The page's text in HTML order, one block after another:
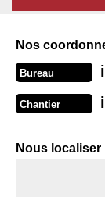
Nos
Bureau
Chantier
Nous localiser